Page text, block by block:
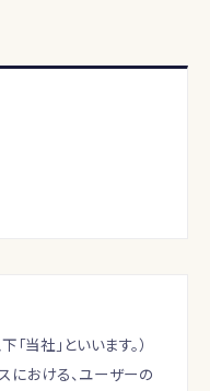
当社」といいます。）
における、ユーザーの